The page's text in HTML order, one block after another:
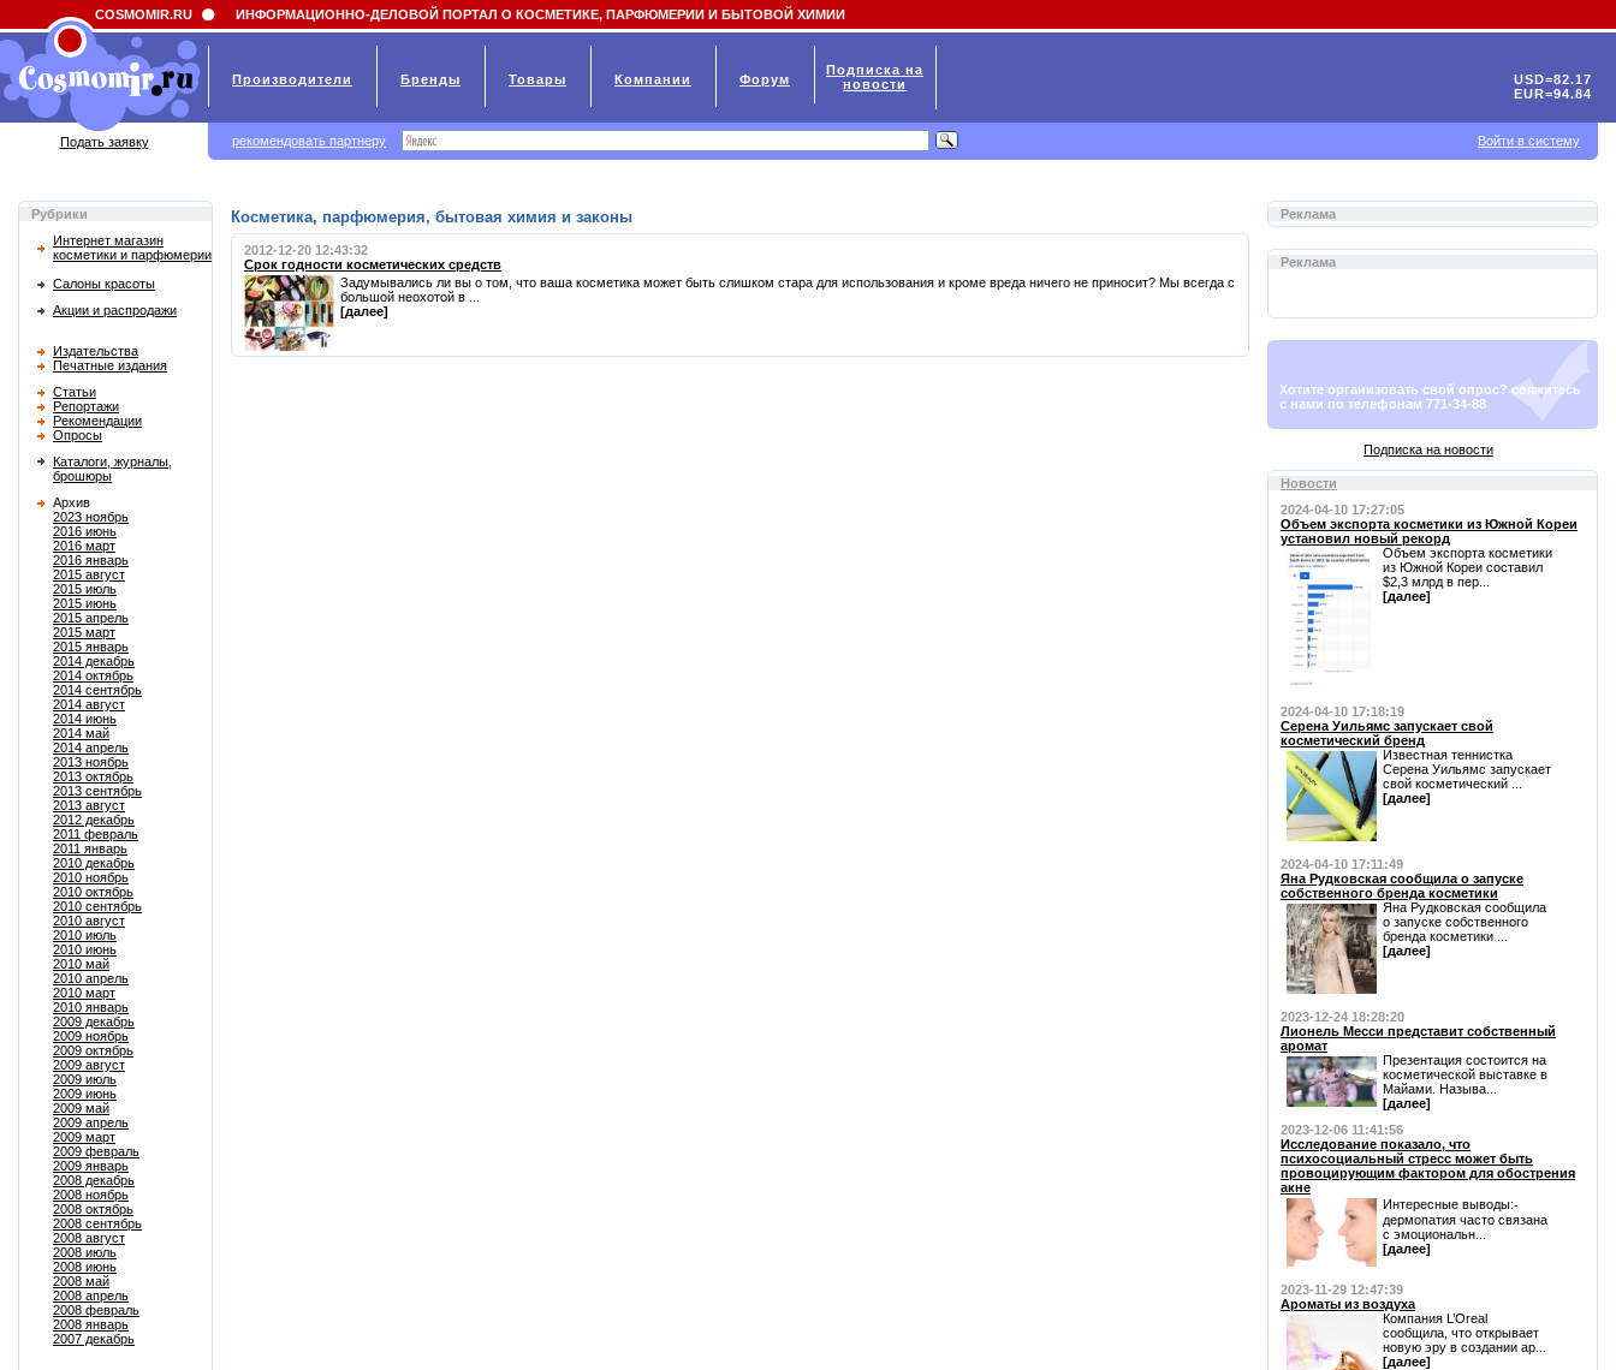
Field 'news_title' doesn't have a default value
Рубрики
Интернет магазин
косметики и парфюмерии
Салоны красоты
Акции и распродажи
Издательства
Печатные издания
Статьи
Репортажи
Рекомендации
Опросы
Каталоги, журналы,
брошюры
Архив
2023 ноябрь
2016 июнь
2016 март
2016 январь
2015 август
2015 июль
2015 июнь
2015 апрель
2015 март
2015 январь
2014 декабрь
2014 октябрь
2014 сентябрь
2014 август
2014 июнь
2014 май
2014 апрель
2013 ноябрь
2013 октябрь
2013 сентябрь
2013 август
2012 декабрь
2011 февраль
2011 январь
2010 декабрь
2010 ноябрь
2010 октябрь
2010 сентябрь
2010 август
2010 июль
2010 июнь
2010 май
2010 апрель
2010 март
2010 январь
2009 декабрь
2009 ноябрь
2009 октябрь
2009 август
2009 июль
2009 июнь
2009 май
2009 апрель
2009 март
2009 февраль
2009 январь
2008 декабрь
2008 ноябрь
2008 октябрь
2008 сентябрь
2008 август
2008 июль
2008 июнь
2008 май
2008 апрель
2008 февраль
2008 январь
2007 декабрь
Косметика, парфюмерия, бытовая химия и законы
2012-12-20 12:43:32
Срок годности косметических средств
Задумывались ли вы о том, что ваша косметика может быть слишком стара для использования и кроме вреда ничего не приносит? Мы всегда с
большой неохотой в ...
[далее]
Реклама
Реклама
Хотите организовать свой опрос? свяжитесь
с нами по телефонам 771-34-88
Подписка на новости
Новости
2024-04-10 17:27:05
Объем экспорта косметики из Южной Кореи
установил новый рекорд
Объем экспорта косметики
из Южной Кореи составил
$2,3 млрд в пер...
[далее]
2024-04-10 17:18:19
Серена Уильямс запускает свой
косметический бренд
Известная теннистка
Серена Уильямс запускает
свой косметический ...
[далее]
2024-04-10 17:11:49
Яна Рудковская сообщила о запуске
собственного бренда косметики
Яна Рудковская сообщила
о запуске собственного
бренда косметики ...
[далее]
2023-12-24 18:28:20
Лионель Месси представит собственный
аромат
Презентация состоится на
косметической выставке в
Майами. Называ...
[далее]
2023-12-06 11:41:56
Исследование показало, что
психосоциальный стресс может быть
провоцирующим фактором для обострения
акне
Интересные выводы:⁃
дермопатия часто связана
с эмоциональн...
[далее]
2023-11-29 12:47:39
Ароматы из воздуха
Компания L’Oreal
сообщила, что открывает
новую эру в создании ар...
[далее]
COSMOMIR.RU ИНФОРМАЦИОННО-ДЕЛОВОЙ ПОРТАЛ О КОСМЕТИКЕ, ПАРФЮМЕРИИ И БЫТОВОЙ ХИМИИ
Производители Бренды Товары Компании Форум
Подписка на
новости
USD=82.17
EUR=94.84
Подать заявку рекомендовать партнеру Войти в систему